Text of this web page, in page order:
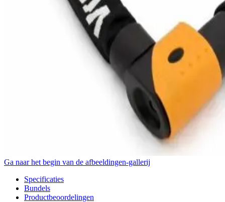
Ga naar het begin van de afbeeldingen-gallerij
Specificaties
Bundels
Productbeoordelingen